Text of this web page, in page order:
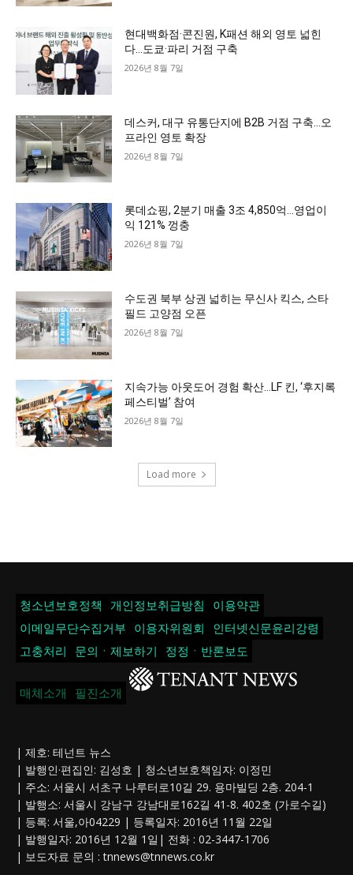
현대백화점·콘진원, K패션 해외 영토 넓힌
다…도쿄·파리 거점 구축
2026년 8월 7일
데스커, 대구 유통단지에 B2B 거점 구축…오
프라인 영토 확장
2026년 8월 7일
롯데쇼핑, 2분기 매출 3조 4,850억…영업이
익 121% 껑충
2026년 8월 7일
수도권 북부 상권 넓히는 무신사 킥스, 스타
필드 고양점 오픈
2026년 8월 7일
지속가능 아웃도어 경험 확산…LF 킨, ‘후지록
페스티벌’ 참여
2026년 8월 7일
Load more
청소년보호정책 개인정보취급방침
이용약관
이메일무단수집거부
이용자위원회
인터넷신문윤리강령
고충처리
문의ㆍ제보하기 정정ㆍ반론보도
매체소개 필진소개
| 제호: 테넌트 뉴스
| 발행인·편집인: 김성호 | 청소년보호책임자: 이정민
| 주소: 서울시 서초구 나루터로10길 29. 용마빌딩 2층. 204-1
| 발행소: 서울시 강남구 강남대로162길 41-8. 402호 (가로수길)
| 등록: 서울,아04229 | 등록일자: 2016년 11월 22일
| 발행일자: 2016년 12월 1일| 전화 : 02-3447-1706
| 보도자료 문의 :tnnews@tnnews.co.kr